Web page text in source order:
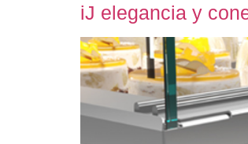
iJ elegancia y